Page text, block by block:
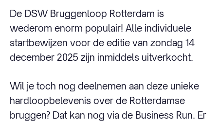
De DSW Bruggenloop Rotterdam is
wederom enorm populair! Alle individuele
startbewijzen voor de editie van zondag 14
december 2025 zijn inmiddels uitverkocht.
Wil je toch nog deelnemen aan deze unieke
hardloopbelevenis over de Rotterdamse
bruggen? Dat kan nog via de Business Run. Er